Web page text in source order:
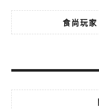
食尚玩